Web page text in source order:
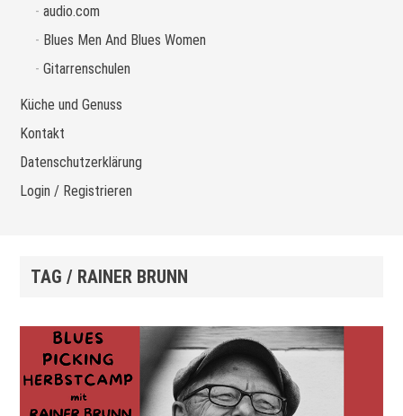
audio.com
Blues Men And Blues Women
Gitarrenschulen
Küche und Genuss
Kontakt
Datenschutzerklärung
Login / Registrieren
TAG / RAINER BRUNN